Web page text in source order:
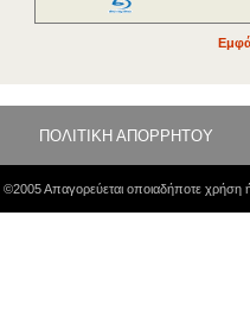
ΠΟΛΙΤΙΚΗ ΑΠΟΡΡΗΤΟΥ
©2005 Απαγορεύεται οποιαδήποτε χρήση